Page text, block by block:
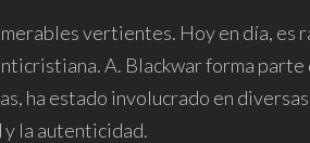
vertientes. Hoy en día, es
A. Blackwar forma parte
ha estado involucrado en
y la autenticidad.